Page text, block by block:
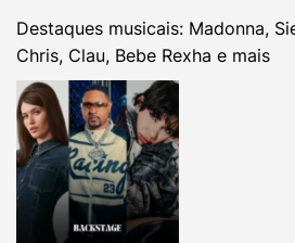
Destaques musicais: Madonna,
Chris, Clau, Bebe Rexha e mais